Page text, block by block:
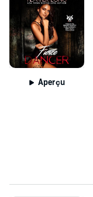
Aperçu